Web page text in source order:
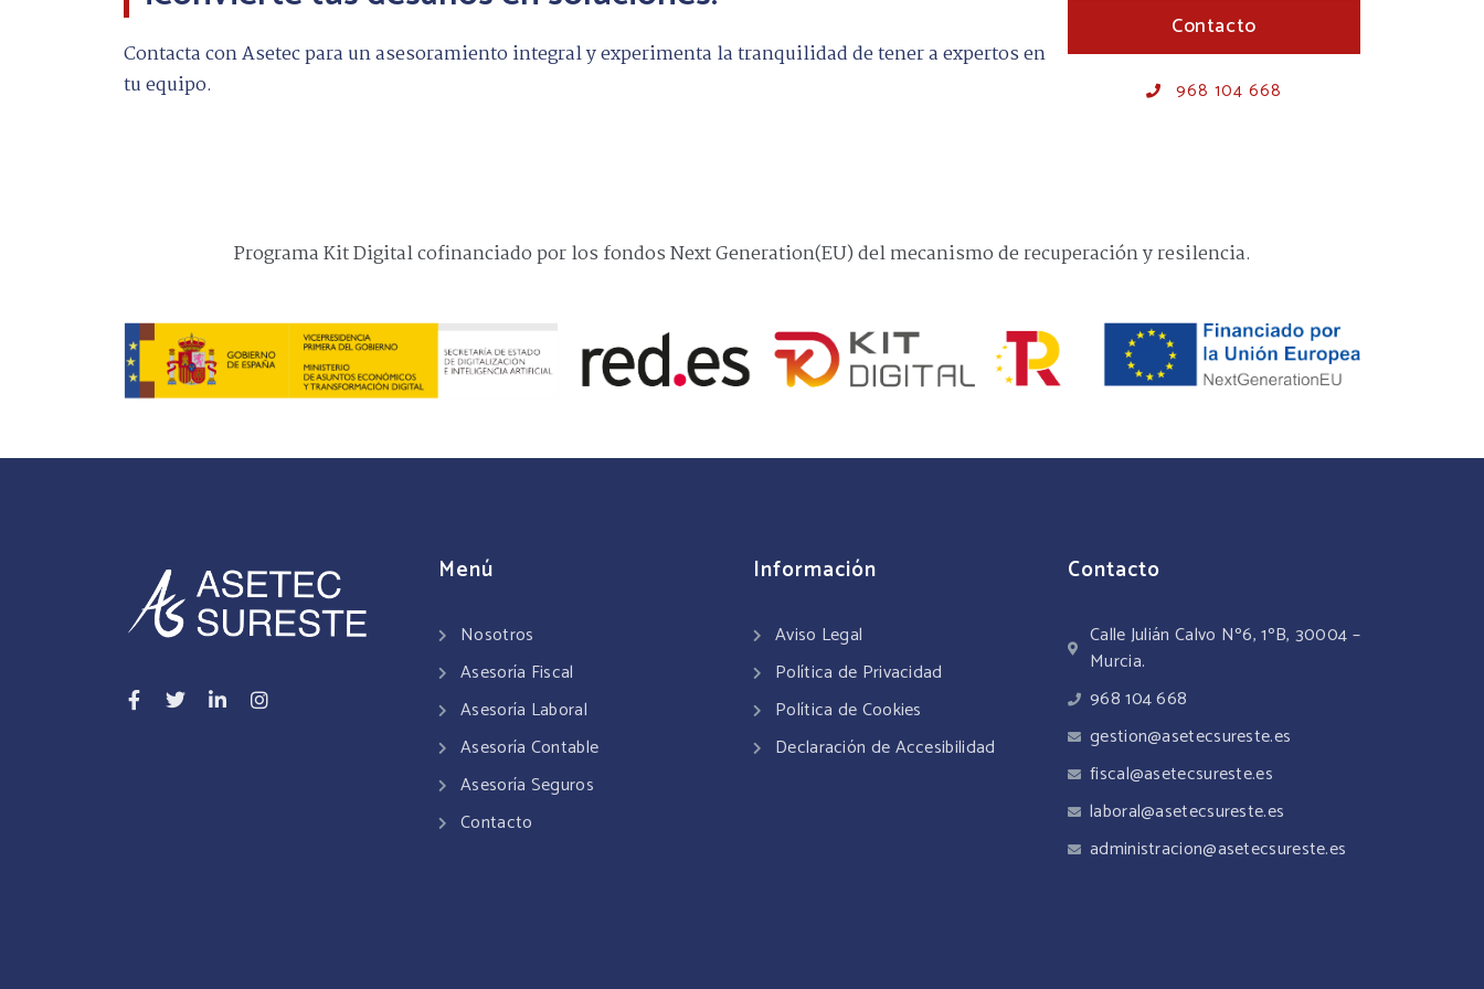
Contacta con Asetec para un asesoramiento integral y experimenta la tranquilidad de tener a expertos en
tu equipo.
Contacto
968 104 668
Programa Kit Digital cofinanciado por los fondos Next Generation(EU) del mecanismo de recuperación y resilencia.
Menú
Nosotros
Asesoría Fiscal
Asesoría Laboral
Asesoría Contable
Asesoría Seguros
Contacto
Información
Aviso Legal
Política de Privacidad
Política de Cookies
Declaración de Accesibilidad
Contacto
Calle Julián Calvo Nº6, 1ºB, 30004 –
Murcia.
968 104 668
gestion@asetecsureste.es
fiscal@asetecsureste.es
laboral@asetecsureste.es
administracion@asetecsureste.es